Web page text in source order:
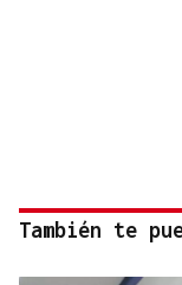
También te